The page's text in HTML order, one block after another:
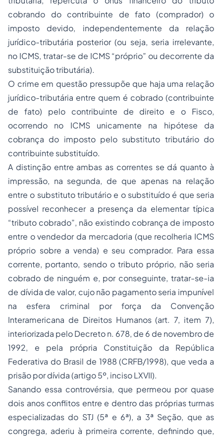
cobrando do contribuinte de fato (comprador) o
imposto devido, independentemente da relação
jurídico-tributária posterior (ou seja, seria irrelevante,
no ICMS, tratar-se de ICMS “próprio” ou decorrente da
substituição tributária).
O crime em questão pressupõe que haja uma relação
jurídico-tributária entre quem é cobrado (contribuinte
de fato) pelo contribuinte de direito e o Fisco,
ocorrendo no ICMS unicamente na hipótese da
cobrança do imposto pelo substituto tributário do
contribuinte substituído.
A distinção entre ambas as correntes se dá quanto à
impressão, na segunda, de que apenas na relação
entre o substituto tributário e o substituído é que seria
possível reconhecer a presença da elementar típica
“tributo cobrado”, não existindo cobrança de imposto
entre o vendedor da mercadoria (que recolheria ICMS
próprio sobre a venda) e seu comprador. Para essa
corrente, portanto, sendo o tributo próprio, não seria
cobrado de ninguém e, por conseguinte, tratar-se-ia
de dívida de valor, cujo não pagamento seria impunível
na esfera criminal por força da Convenção
Interamericana de Direitos Humanos (art. 7, item 7),
interiorizada pelo Decreto n. 678, de 6 de novembro de
1992, e pela própria Constituição da República
Federativa do Brasil de 1988 (CRFB/1998), que veda a
prisão por dívida (artigo 5º, inciso LXVII).
Sanando essa controvérsia, que permeou por quase
dois anos conflitos entre e dentro das próprias turmas
especializadas do STJ (5ª e 6ª), a 3ª Seção, que as
congrega, aderiu à primeira corrente, definindo que,